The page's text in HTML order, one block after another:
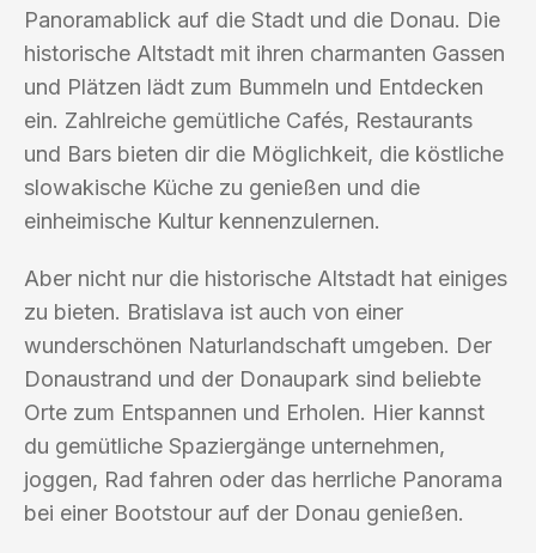
Panoramablick auf die Stadt und die Donau. Die
historische Altstadt mit ihren charmanten Gassen
und Plätzen lädt zum Bummeln und Entdecken
ein. Zahlreiche gemütliche Cafés, Restaurants
und Bars bieten dir die Möglichkeit, die köstliche
slowakische Küche zu genießen und die
einheimische Kultur kennenzulernen.
Aber nicht nur die historische Altstadt hat einiges
zu bieten. Bratislava ist auch von einer
wunderschönen Naturlandschaft umgeben. Der
Donaustrand und der Donaupark sind beliebte
Orte zum Entspannen und Erholen. Hier kannst
du gemütliche Spaziergänge unternehmen,
joggen, Rad fahren oder das herrliche Panorama
bei einer Bootstour auf der Donau genießen.